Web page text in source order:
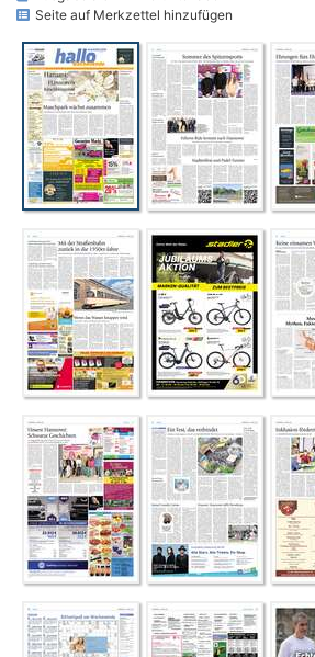
Seite auf Merkzettel hinzufügen